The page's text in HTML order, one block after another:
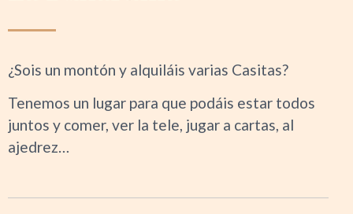
¿Sois un montón y alquiláis varias Casitas?
Tenemos un lugar para que podáis estar todos
juntos y comer, ver la tele, jugar a cartas, al
ajedrez…